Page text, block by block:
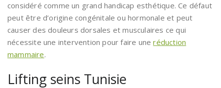
considéré comme un grand handicap esthétique. Ce défaut
peut être d’origine congénitale ou hormonale et peut
causer des douleurs dorsales et musculaires ce qui
nécessite une intervention pour faire uneréduction
mammaire.
Lifting seins Tunisie